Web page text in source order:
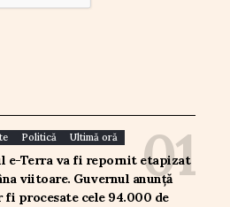
Politică Ultimă oră
e-Terra va fi repornit etapizat
viitoare. Guvernul anunță
fi procesate cele 94.000 de